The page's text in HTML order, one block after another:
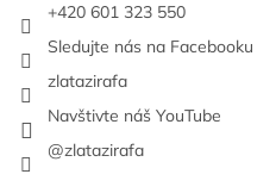
+420 601 323 550
Sledujte nás na Facebooku
zlatazirafa
Navštivte náš YouTube
@zlatazirafa